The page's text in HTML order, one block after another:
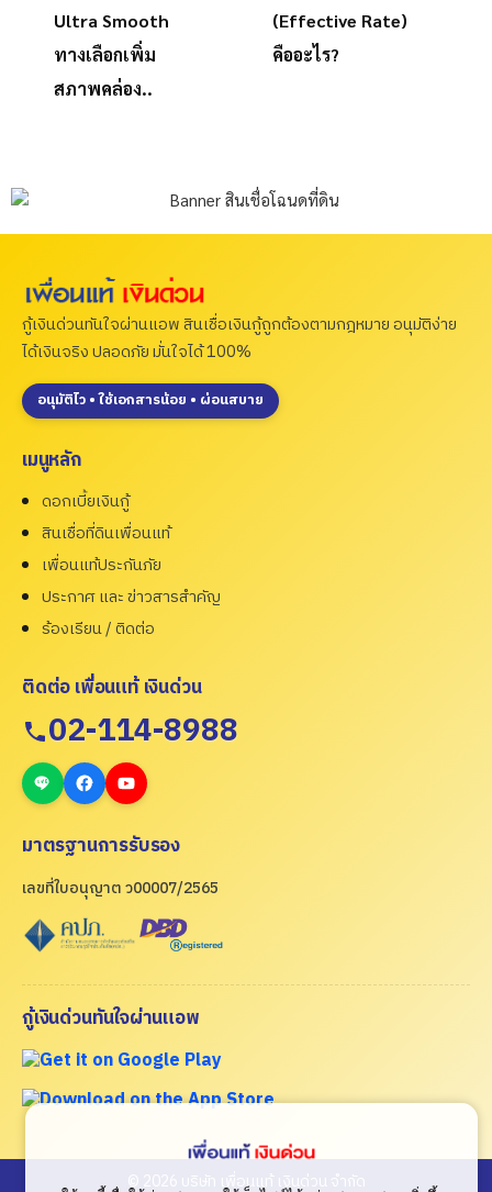
Ultra Smooth
ทางเลือกเพิ่ม
สภาพคล่อง..
(Effective Rate)
คืออะไร?
กู้เงินด่วนทันใจผ่านแอพ สินเชื่อเงินกู้ถูกต้องตามกฎหมาย อนุมัติง่าย
ได้เงินจริง ปลอดภัย มั่นใจได้ 100%
อนุมัติไว • ใช้เอกสารน้อย • ผ่อนสบาย
เมนูหลัก
ดอกเบี้ยเงินกู้
สินเชื่อที่ดินเพื่อนแท้
เพื่อนแท้ประกันภัย
ประกาศ และ ข่าวสารสำคัญ
ร้องเรียน / ติดต่อ
ติดต่อ เพื่อนแท้ เงินด่วน
02-114-8988
มาตรฐานการรับรอง
เลขที่ใบอนุญาต ว00007/2565
กู้เงินด่วนทันใจผ่านแอพ
© 2026 บริษัท เพื่อนแท้ เงินด่วน จำกัด